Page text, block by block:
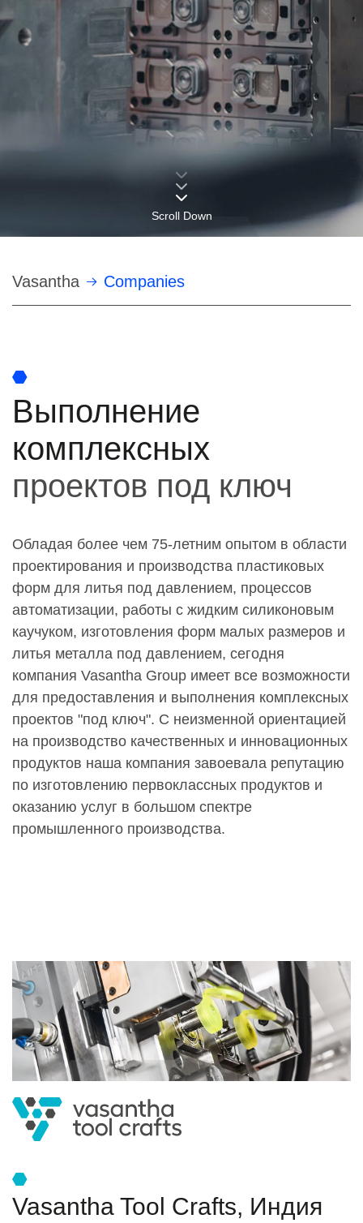
Scroll Down
Строка
навигации
Vasantha Companies
Выполнение
комплексных
проектов под ключ
Обладая более чем 75-летним опытом в области
проектирования и производства пластиковых
форм для литья под давлением, процессов
автоматизации, работы с жидким силиконовым
каучуком, изготовления форм малых размеров и
литья металла под давлением, сегодня
компания Vasantha Group имеет все возможности
для предоставления и выполнения комплексных
проектов "под ключ". С неизменной ориентацией
на производство качественных и инновационных
продуктов наша компания завоевала репутацию
по изготовлению первоклассных продуктов и
оказанию услуг в большом спектре
промышленного производства.
Vasantha Tool Crafts, Индия